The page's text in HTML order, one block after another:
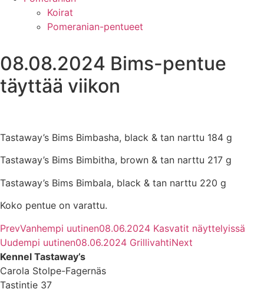
Koirat
Pomeranian-pentueet
08.08.2024 Bims-pentue
täyttää viikon
Tastaway’s Bims Bimbasha, black & tan narttu 184 g
Tastaway’s Bims Bimbitha, brown & tan narttu 217 g
Tastaway’s Bims Bimbala, black & tan narttu 220 g
Koko pentue on varattu.
PrevVanhempi uutinen08.06.2024 Kasvatit näyttelyissä
Uudempi uutinen08.06.2024 GrillivahtiNext
Kennel Tastaway’s
Carola Stolpe-Fagernäs
Tastintie 37